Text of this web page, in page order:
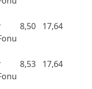
8,50 17,64
8,53 17,64